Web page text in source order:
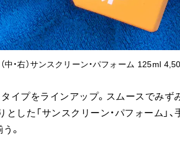
中・右）サンスクリーン・パフォーム 125ml
イプをラインアップ。スムースでみず
とした「サンスクリーン・パフォーム」
。